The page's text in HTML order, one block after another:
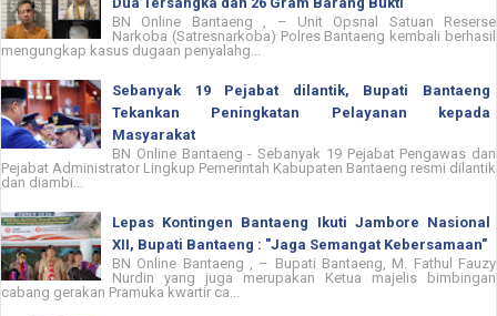
BN Online Bantaeng , – Unit Opsnal Satuan Reserse
Narkoba (Satresnarkoba) Polres Bantaeng kembali berhasil
mengungkap kasus dugaan penyalahg...
Sebanyak 19 Pejabat dilantik, Bupati Bantaeng
Tekankan Peningkatan Pelayanan kepada
Masyarakat
BN Online Bantaeng - Sebanyak 19 Pejabat Pengawas dan
Pejabat Administrator Lingkup Pemerintah Kabupaten Bantaeng resmi dilantik
dan diambi...
Lepas Kontingen Bantaeng Ikuti Jambore Nasional
XII, Bupati Bantaeng : "Jaga Semangat Kebersamaan"
BN Online Bantaeng , – Bupati Bantaeng, M. Fathul Fauzy
Nurdin yang juga merupakan Ketua majelis bimbingan
cabang gerakan Pramuka kwartir ca...